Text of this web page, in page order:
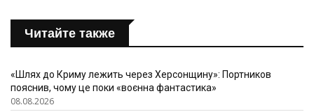
Читайте также
«Шлях до Криму лежить через Херсонщину»: Портников
пояснив, чому це поки «воєнна фантастика»
08.08.2026